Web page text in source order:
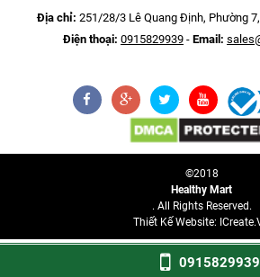
Địa chỉ: 251/28/3 Lê Quang Định, Phường
Điện thoại: 0915829939 - Email:
©2018
Healthy Mart
. All Rights Reserved.
Thiết Kế Website:
0915829939